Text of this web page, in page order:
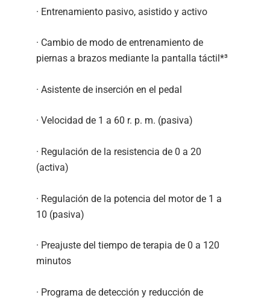
· Entrenamiento pasivo, asistido y activo
· Cambio de modo de entrenamiento de
piernas a brazos mediante la pantalla táctil*³
· Asistente de inserción en el pedal
· Velocidad de 1 a 60 r. p. m. (pasiva)
· Regulación de la resistencia de 0 a 20
(activa)
· Regulación de la potencia del motor de 1 a
10 (pasiva)
· Preajuste del tiempo de terapia de 0 a 120
minutos
· Programa de detección y reducción de